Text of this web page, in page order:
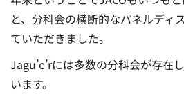
と、分科会の横断的なパネルディ
ていただきました。
Jagu’e’rには多数の分科会が存在
います。